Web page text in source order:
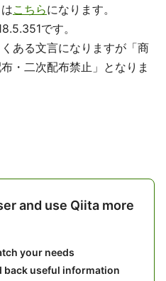
こちらになります。
です。
ある文言になりますが「商
・二次配布禁止」となりま
and use Qiita more
your needs
back useful information